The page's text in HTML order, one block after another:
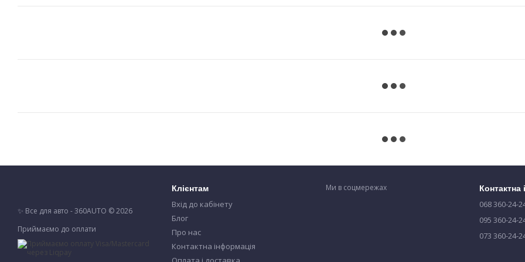
✨ Все для авто - 360AUTO © 2026
Приймаємо до оплати
Клієнтам
Вхід до кабінету
Блог
Про нас
Контактна інформація
Ми в соцмережах Контактна
068 360-24-
095 360-24-
073 360-24-